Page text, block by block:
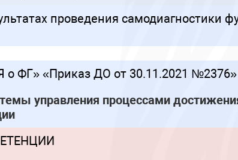
проведения самодиагностики
ФГ» «Приказ ДО от 30.11.2021 №2376»
управления процессами